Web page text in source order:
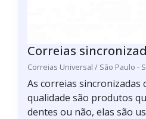
Correias
Correias Universal / São Paulo -
As correias sincronizadas
qualidade são produtos
dentes ou não, elas são